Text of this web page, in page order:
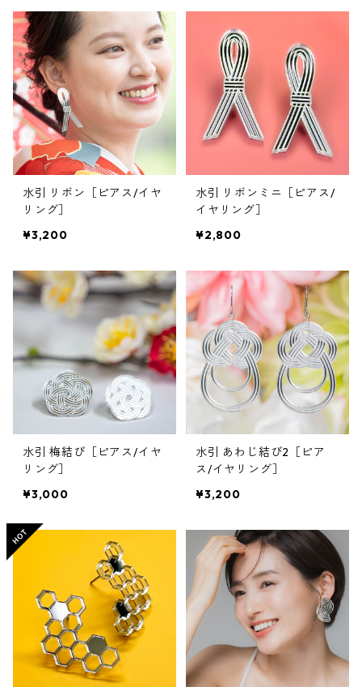
水引 リボン［ピアス/イヤ
リング］
¥3,200
水引 リボンミニ［ピアス/
イヤリング］
¥2,800
水引 梅結び［ピアス/イヤ
リング］
¥3,000
水引 あわじ結び2［ピア
ス/イヤリング］
¥3,200